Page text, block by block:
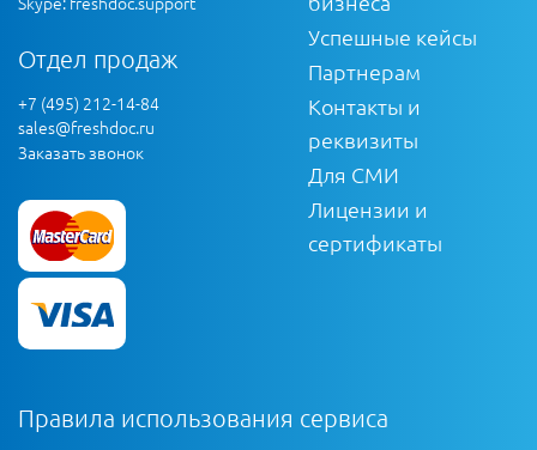
Отдел продаж
+7 (495) 212-14-84
sales@freshdoc.ru
Заказать звонок
Успешные кейсы
Партнерам
Контакты и
реквизиты
Для СМИ
Лицензии и
сертификаты
Правила использования сервиса